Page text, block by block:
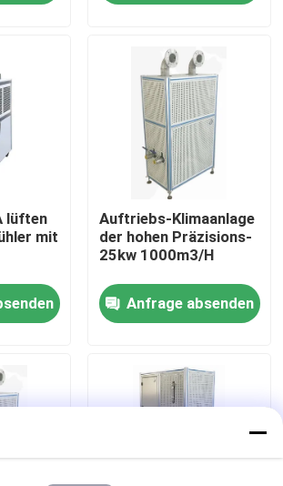
lüften
mit
Auftriebs-Klimaanlage
der hohen Präzisions-
25kw 1000m3/H
Anfrage absenden